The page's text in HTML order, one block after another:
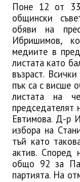
Поне 12 от
общински
обяви на
Ибришимов,
медиите в
листата като
възраст.
пък са с висше
листата на
председателят
Евтимова. Д-р
избора на
тъй като
актив. Според
общо 92 за
партията. На